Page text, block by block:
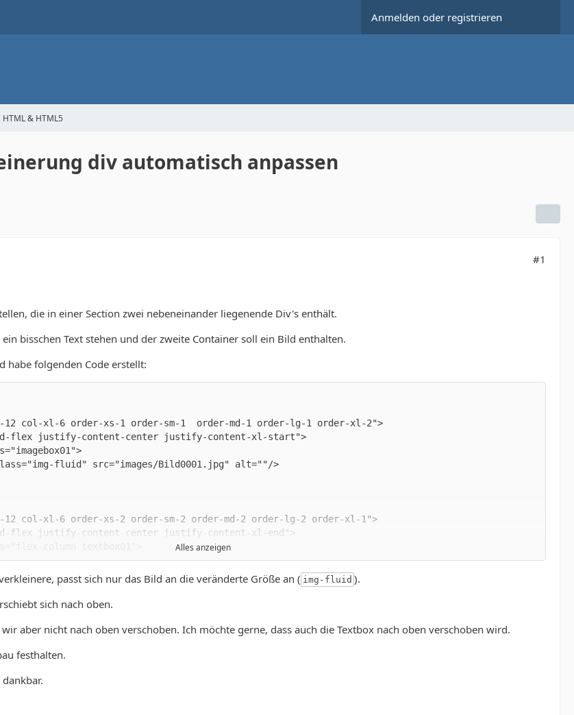
Anmelden oder registrieren
HTML & HTML5
div automatisch anpassen
#1
die in einer Section zwei nebeneinander liegenende Div's enthält.
bisschen Text stehen und der zweite Container soll ein Bild enthalten.
habe folgenden Code erstellt:
Alles anzeigen
passt sich nur das Bild an die veränderte Größe an ( img-fluid ).
sich nach oben.
aber nicht nach oben verschoben. Ich möchte gerne, dass auch die Textbox nach oben verschoben wird.
festhalten.